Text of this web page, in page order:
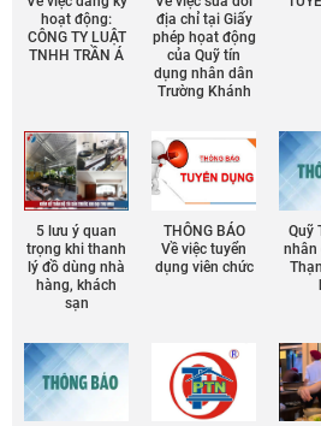
hoạt động:
CÔNG TY LUẬT
TNHH TRẦN Á
địa chỉ tại Giấy
phép họat động
của Quỹ tín
dụng nhân dân
Trường Khánh
5 lưu ý quan
trọng khi thanh
lý đồ dùng nhà
hàng, khách
sạn
THÔNG BÁO
Về việc tuyển
dụng viên chức
Quỹ
nhân